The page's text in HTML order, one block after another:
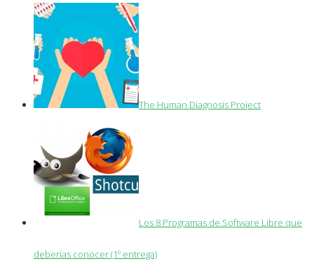
The Human Diagnosis Project
Los 8 Programas de Software Libre que
deberías conocer (1º entrega)